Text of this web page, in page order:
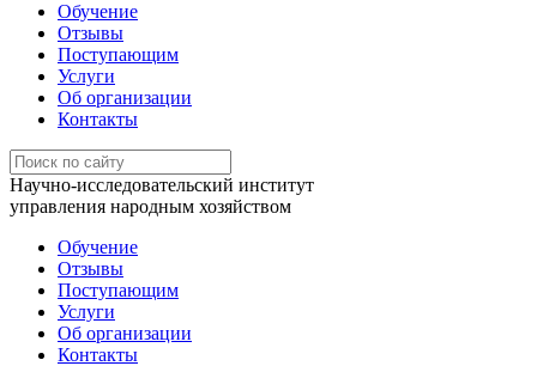
Обучение
Отзывы
Поступающим
Услуги
Об организации
Контакты
Научно-исследовательский институт
управления народным хозяйством
Обучение
Отзывы
Поступающим
Услуги
Об организации
Контакты